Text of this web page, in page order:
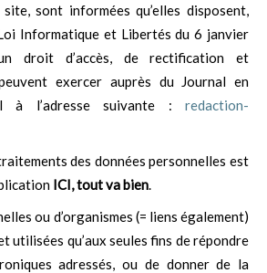
sont informées qu’elles disposent,
Informatique et Libertés du 6 janvier
droit d’accès, de rectification et
exercer auprès du Journal en
à l’adresse suivante : redaction-
des données personnelles est
ICI, tout va bien.
ou d’organismes (= liens également)
utilisées qu’aux seules fins de répondre
adressés, ou de donner de la